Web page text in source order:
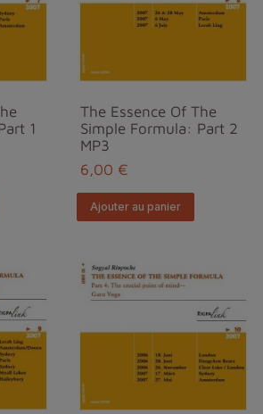
1
The Essence Of The
Simple Formula: Part 2
MP3
6,00 €
Ajouter au panier